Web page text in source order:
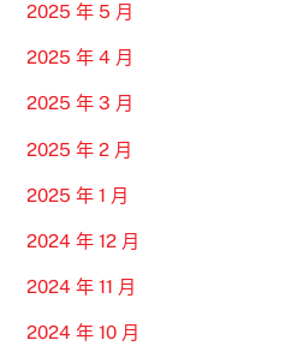
2025 年 5 月
2025 年 4 月
2025 年 3 月
2025 年 2 月
2025 年 1 月
2024 年 12 月
2024 年 11 月
2024 年 10 月